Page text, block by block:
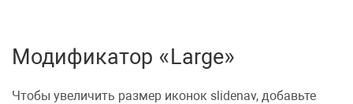
Модификатор «Large»
Чтобы увеличить размер иконок slidenav, добавьте